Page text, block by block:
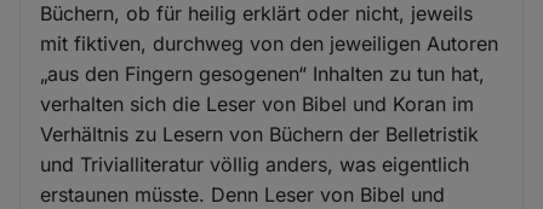
Büchern, ob für heilig erklärt oder nicht, jeweils
mit fiktiven, durchweg von den jeweiligen Autoren
„aus den Fingern gesogenen“ Inhalten zu tun hat,
verhalten sich die Leser von Bibel und Koran im
Verhältnis zu Lesern von Büchern der Belletristik
und Trivialliteratur völlig anders, was eigentlich
erstaunen müsste. Denn Leser von Bibel und